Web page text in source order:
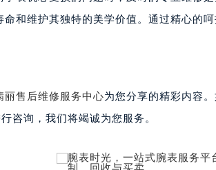
市芝罘区胜利路139号万达金融中心A座
庄市长安区中山东路39号勒泰中心写字楼
市龙华区金贸东路5号海口华润大厦B座17
市椒江区东海大道1800号腾达中心东1幢
命和维护其独特的美学价值。通过精心的
丽售后维修服务中心为您分享的精彩内容
咨询，我们将竭诚为您服务。